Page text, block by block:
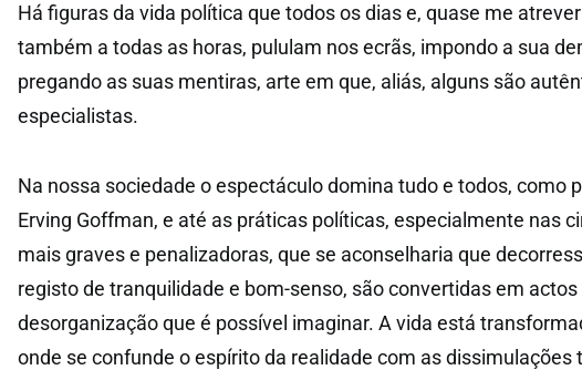
Há figuras da vida política que todos os dias e, quase me
também a todas as horas, pululam nos ecrãs, impondo a sua
pregando as suas mentiras, arte em que, aliás, alguns são
especialistas.
Na nossa sociedade o espectáculo domina tudo e todos, como
Erving Goffman, e até as práticas políticas, especialmente nas
mais graves e penalizadoras, que se aconselharia que
registo de tranquilidade e bom-senso, são convertidas em
desorganização que é possível imaginar. A vida está
onde se confunde o espírito da realidade com as dissimulações